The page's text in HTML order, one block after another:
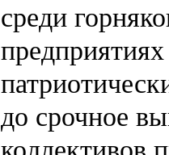
среди
до срочное